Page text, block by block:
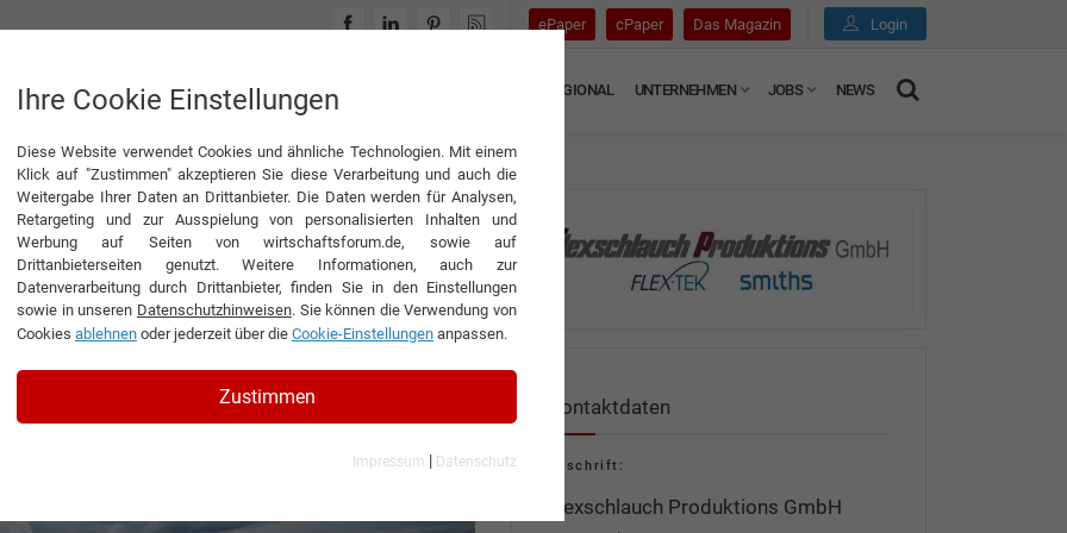
ePaper cPaper Das Magazin Login
INTERVIEWS REGIONAL UNTERNEHMEN JOBS NEWS
bis Zeltbeheizungsschlauch
der Flexschlauch Produktions GmbH
Kontaktdaten
Anschrift:
Flexschlauch Produktions GmbH
Ihre Cookie Einstellungen
Diese Website verwendet Cookies und ähnliche Technologien. Mit einem
Klick auf "Zustimmen" akzeptieren Sie diese Verarbeitung und auch die
Weitergabe Ihrer Daten an Drittanbieter. Die Daten werden für Analysen,
Retargeting und zur Ausspielung von personalisierten Inhalten und
Werbung auf Seiten von wirtschaftsforum.de, sowie auf
Drittanbieterseiten genutzt. Weitere Informationen, auch zur
Datenverarbeitung durch Drittanbieter, finden Sie in den Einstellungen
sowie in unseren Datenschutzhinweisen. Sie können die Verwendung von
Cookies ablehnen oder jederzeit über die Cookie-Einstellungen anpassen.
Zustimmen
Impressum | Datenschutz